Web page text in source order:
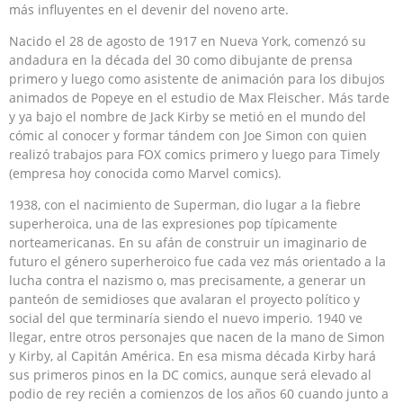
más influyentes en el devenir del noveno arte.
Nacido el 28 de agosto de 1917 en Nueva York, comenzó su
andadura en la década del 30 como dibujante de prensa
primero y luego como asistente de animación para los dibujos
animados de Popeye en el estudio de Max Fleischer. Más tarde
y ya bajo el nombre de Jack Kirby se metió en el mundo del
cómic al conocer y formar tándem con Joe Simon con quien
realizó trabajos para FOX comics primero y luego para Timely
(empresa hoy conocida como Marvel comics).
1938, con el nacimiento de Superman, dio lugar a la fiebre
superheroica, una de las expresiones pop típicamente
norteamericanas. En su afán de construir un imaginario de
futuro el género superheroico fue cada vez más orientado a la
lucha contra el nazismo o, mas precisamente, a generar un
panteón de semidioses que avalaran el proyecto político y
social del que terminaría siendo el nuevo imperio. 1940 ve
llegar, entre otros personajes que nacen de la mano de Simon
y Kirby, al Capitán América. En esa misma década Kirby hará
sus primeros pinos en la DC comics, aunque será elevado al
podio de rey recién a comienzos de los años 60 cuando junto a